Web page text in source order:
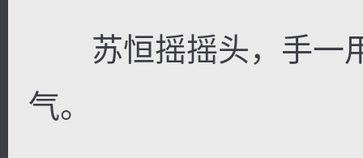
苏恒摇摇头，手一
气。